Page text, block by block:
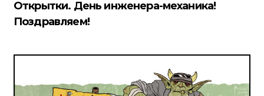
Открытки. День инженера-механика!
Поздравляем!